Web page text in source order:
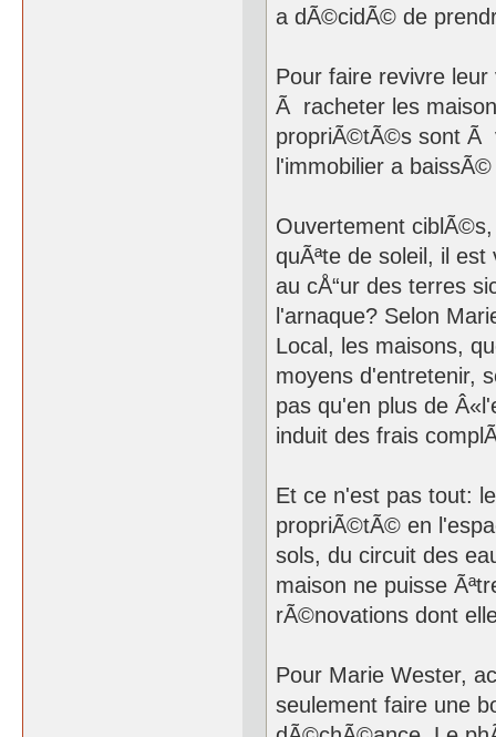
a dÃ©cidÃ© de
Pour faire revivre
Ã racheter les
propriÃ©tÃ©s sont Ã
l'immobilier a
Ouvertement
quÃªte de soleil, il
au cÅ“ur des terres
l'arnaque? Selon
Local, les maisons,
moyens d'entretenir,
pas qu'en plus de
induit des frais
Et ce n'est pas tout:
propriÃ©tÃ© en
sols, du circuit des
maison ne puisse
rÃ©novations dont
Pour Marie Wester,
seulement faire une